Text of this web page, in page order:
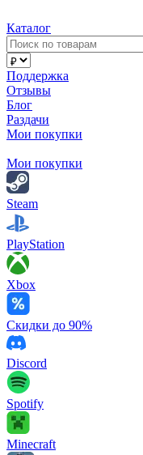
Каталог
Поддержка
Отзывы
Блог
Раздачи
Мои покупки
Мои покупки
Steam
PlayStation
Xbox
Скидки до 90%
Discord
Spotify
Minecraft